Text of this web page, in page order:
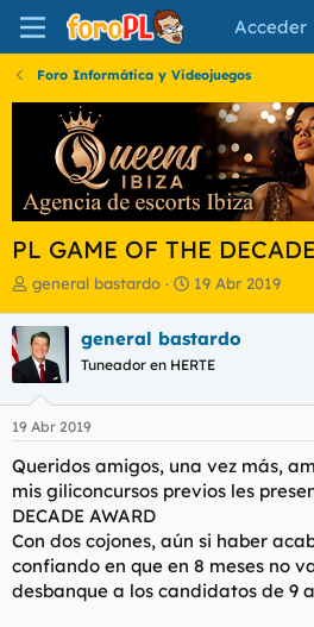
Acceder
Foro Informática y Videojuegos
PL GAME OF THE
I
i
c
i
a
d
o
d
e
l
t
e
m
a
general bastardo
F
h
a
e
i
c
o
19 Abr 2019
general bastardo
Tuneador en HERTE
19 Abr 2019
Queridos amigos, una vez más,
mis giliconcursos previos les
DECADE AWARD
Con dos cojones, aún si haber
confiando en que en 8 meses no
desbanque a los candidatos de 9